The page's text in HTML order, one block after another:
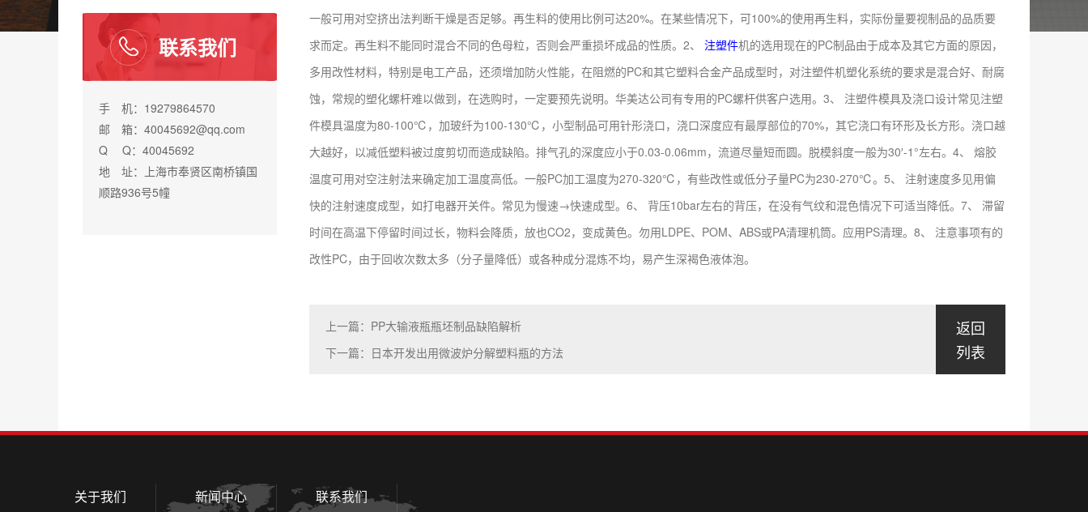
联系我们
手 机：19279864570
邮 箱：40045692@qq.com
Q Q：40045692
地 址：上海市奉贤区南桥镇国
顺路936号5幢
一般可用对空挤出法判断干燥是否足够。再生料的使用比例可达20%。在某些情况下，可100%的使用再生料，实际份量要视制品的品质要
求而定。再生料不能同时混合不同的色母粒，否则会严重损坏成品的性质。2、 注塑件机的选用现在的PC制品由于成本及其它方面的原因，
多用改性材料，特别是电工产品，还须增加防火性能，在阻燃的PC和其它塑料合金产品成型时，对注塑件机塑化系统的要求是混合好、耐腐
蚀，常规的塑化螺杆难以做到，在选购时，一定要预先说明。华美达公司有专用的PC螺杆供客户选用。3、 注塑件模具及浇口设计常见注塑
件模具温度为80-100℃，加玻纤为100-130℃，小型制品可用针形浇口，浇口深度应有最厚部位的70%，其它浇口有环形及长方形。浇口越
大越好，以减低塑料被过度剪切而造成缺陷。排气孔的深度应小于0.03-0.06mm，流道尽量短而圆。脱模斜度一般为30′-1°左右。4、 熔胶
温度可用对空注射法来确定加工温度高低。一般PC加工温度为270-320℃，有些改性或低分子量PC为230-270℃。5、 注射速度多见用偏
快的注射速度成型，如打电器开关件。常见为慢速→快速成型。6、 背压10bar左右的背压，在没有气纹和混色情况下可适当降低。7、 滞留
时间在高温下停留时间过长，物料会降质，放也CO2，变成黄色。勿用LDPE、POM、ABS或PA清理机筒。应用PS清理。8、 注意事项有的
改性PC，由于回收次数太多（分子量降低）或各种成分混炼不均，易产生深褐色液体泡。
上一篇：PP大输液瓶瓶坯制品缺陷解析
下一篇：日本开发出用微波炉分解塑料瓶的方法
返回
列表
关于我们 新闻中心 联系我们